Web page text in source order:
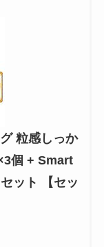
粒感しっか
個 + Smart
ット 【セッ